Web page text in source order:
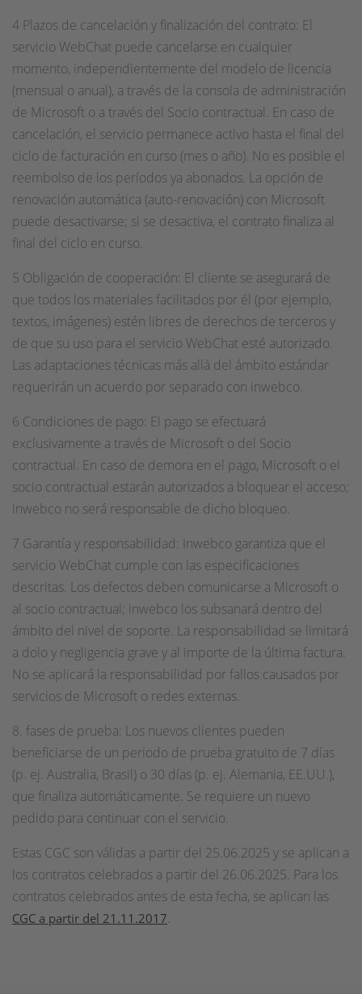
4 Plazos de cancelación y finalización del contrato: El
servicio WebChat puede cancelarse en cualquier
momento, independientemente del modelo de licencia
(mensual o anual), a través de la consola de administración
de Microsoft o a través del Socio contractual. En caso de
cancelación, el servicio permanece activo hasta el final del
ciclo de facturación en curso (mes o año). No es posible el
reembolso de los períodos ya abonados. La opción de
renovación automática (auto-renovación) con Microsoft
puede desactivarse; si se desactiva, el contrato finaliza al
final del ciclo en curso.
5 Obligación de cooperación: El cliente se asegurará de
que todos los materiales facilitados por él (por ejemplo,
textos, imágenes) estén libres de derechos de terceros y
de que su uso para el servicio WebChat esté autorizado.
Las adaptaciones técnicas más allá del ámbito estándar
requerirán un acuerdo por separado con inwebco.
6 Condiciones de pago: El pago se efectuará
exclusivamente a través de Microsoft o del Socio
contractual. En caso de demora en el pago, Microsoft o el
socio contractual estarán autorizados a bloquear el acceso;
inwebco no será responsable de dicho bloqueo.
7 Garantía y responsabilidad: Inwebco garantiza que el
servicio WebChat cumple con las especificaciones
descritas. Los defectos deben comunicarse a Microsoft o
al socio contractual; inwebco los subsanará dentro del
ámbito del nivel de soporte. La responsabilidad se limitará
a dolo y negligencia grave y al importe de la última factura.
No se aplicará la responsabilidad por fallos causados por
servicios de Microsoft o redes externas.
8. fases de prueba: Los nuevos clientes pueden
beneficiarse de un periodo de prueba gratuito de 7 días
(p. ej. Australia, Brasil) o 30 días (p. ej. Alemania, EE.UU.),
que finaliza automáticamente. Se requiere un nuevo
pedido para continuar con el servicio.
Estas CGC son válidas a partir del 25.06.2025 y se aplican a
los contratos celebrados a partir del 26.06.2025. Para los
contratos celebrados antes de esta fecha, se aplican las
CGC a partir del 21.11.2017.